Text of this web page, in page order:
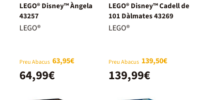
LEGO® Disney™ Àngela
43257
LEGO®
Preu Abacus 63,95€
64,99€
LEGO® Disney™ Cadell de
101 Dàlmates 43269
LEGO®
Preu Abacus 139,50€
139,99€